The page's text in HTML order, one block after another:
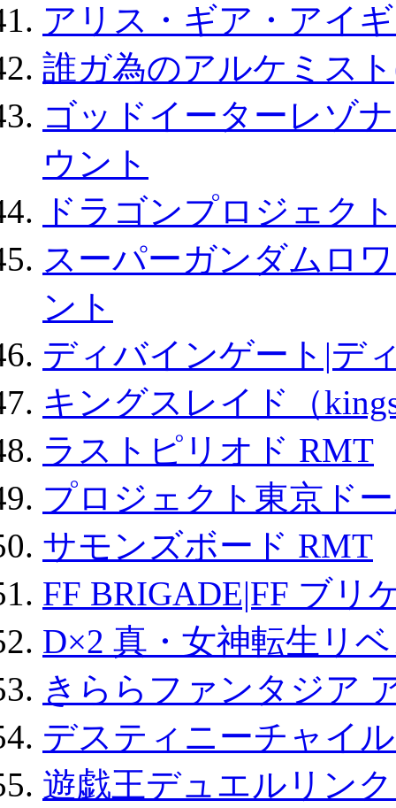
アリス・ギア・アイ
誰ガ為のアルケミス
ゴッドイーターレゾ
ウント
ドラゴンプロジェク
スーパーガンダムロ
ント
ディバインゲート|デ
キングスレイド（
ラストピリオド RMT
プロジェクト東京ド
サモンズボード RMT
FF BRIGADE|FF ブリ
D×2 真・女神転生リ
きららファンタジア
デスティニーチャイ
遊戯王デュエルリン